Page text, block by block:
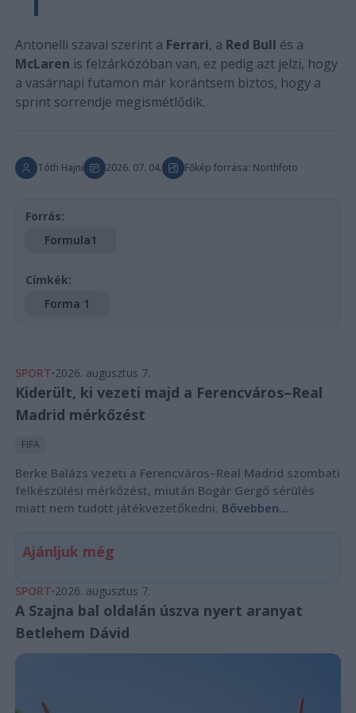
Antonelli szavai szerint a Ferrari, a Red Bull és a
McLaren is felzárkózóban van, ez pedig azt jelzi, hogy
a vasárnapi futamon már korántsem biztos, hogy a
sprint sorrendje megismétlődik.
Tóth Hajni 2026. 07. 04. Főkép forrása: Northfoto
Forrás:
Formula1
Címkék:
Forma 1
SPORT 2026. augusztus 7.
Kiderült, ki vezeti majd a Ferencváros–Real
Madrid mérkőzést
FIFA
Berke Balázs vezeti a Ferencváros–Real Madrid szombati
felkészülési mérkőzést, miután Bogár Gergő sérülés
miatt nem tudott játékvezetőkedni. Bővebben...
Ajánljuk még
SPORT 2026. augusztus 7.
A Szajna bal oldalán úszva nyert aranyat
Betlehem Dávid